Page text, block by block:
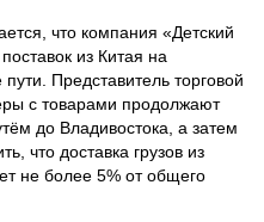
что компания «Детский
из Китая на
Представитель торговой
с товарами продолжают
до Владивостока, а затем
что доставка грузов из
не более 5% от общего